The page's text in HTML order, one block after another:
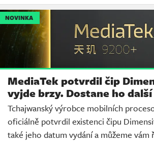
NOVINKA
MediaTek potvrdil čip
vyjde brzy. Dostane ho další
Tchajwanský výrobce mobilních
oficiálně potvrdil existenci čipu
také jeho datum vydání a můžeme vám